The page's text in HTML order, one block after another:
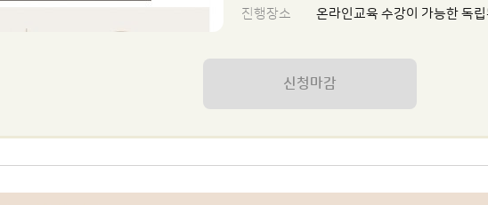
진행장소
온라인교육 수강이 가능한 독
신청마감